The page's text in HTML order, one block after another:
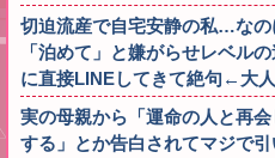
切迫流産で自宅安静の私…なの
「泊めて」と嫌がらせレベル
に直接LINEしてきて絶句←大
実の母親から「運命の人と再
する」とか告白されてマジで